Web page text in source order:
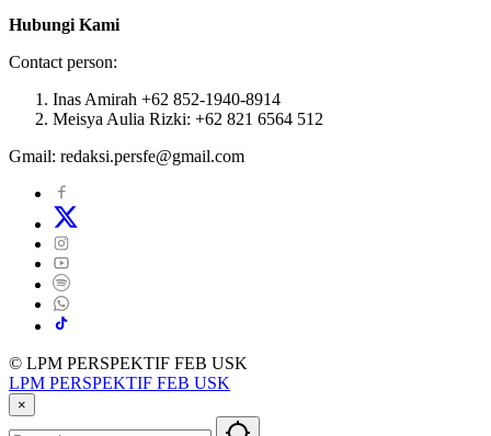
Hubungi Kami
Contact person:
Inas Amirah +62 852-1940-8914
Meisya Aulia Rizki: +62 821 6564 512
Gmail: redaksi.persfe@gmail.com
© LPM PERSPEKTIF FEB USK
LPM PERSPEKTIF FEB USK
×